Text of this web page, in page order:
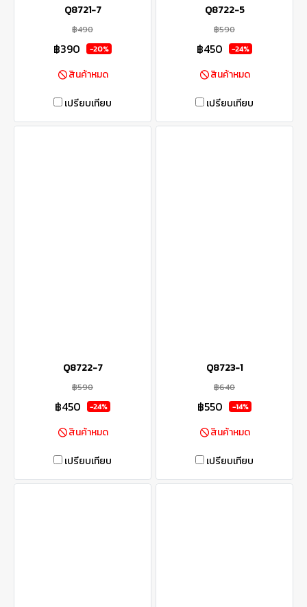
Q8721-7
฿490
฿390 -20%
สินค้าหมด
เปรียบเทียบ
Q8722-5
฿590
฿450 -24%
สินค้าหมด
เปรียบเทียบ
Q8722-7
฿590
฿450 -24%
สินค้าหมด
เปรียบเทียบ
Q8723-1
฿640
฿550 -14%
สินค้าหมด
เปรียบเทียบ